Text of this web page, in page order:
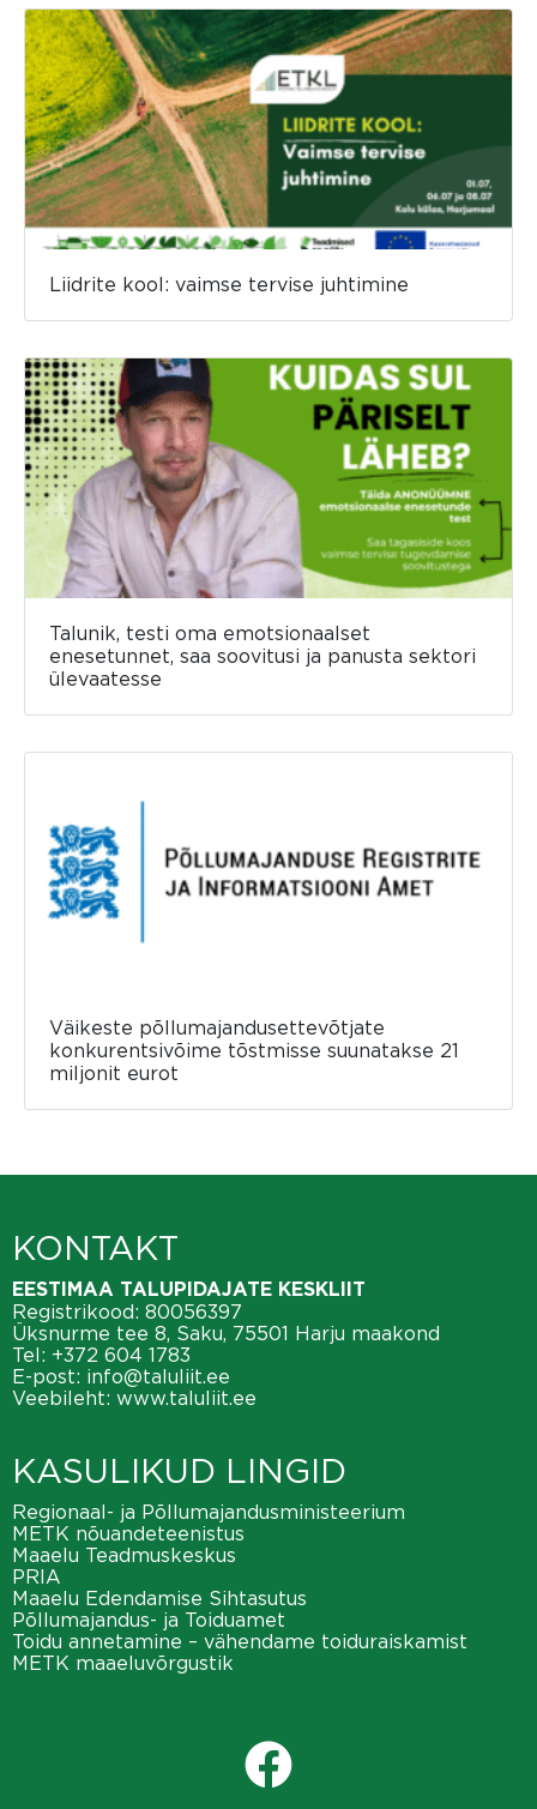
Liidrite kool: vaimse tervise juhtimine
Talunik, testi oma emotsionaalset
enesetunnet, saa soovitusi ja panusta sektori
ülevaatesse
Väikeste põllumajandusettevõtjate
konkurentsivõime tõstmisse suunatakse 21
miljonit eurot
KONTAKT
EESTIMAA TALUPIDAJATE KESKLIIT
Registrikood: 80056397
Üksnurme tee 8, Saku, 75501 Harju maakond
Tel: +372 604 1783
E-post: info@taluliit.ee
Veebileht: www.taluliit.ee
KASULIKUD LINGID
Regionaal- ja Põllumajandusministeerium
METK nõuandeteenistus
Maaelu Teadmuskeskus
PRIA
Maaelu Edendamise Sihtasutus
Põllumajandus- ja Toiduamet
Toidu annetamine – vähendame toiduraiskamist
METK maaeluvõrgustik